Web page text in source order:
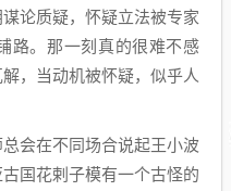
论质疑，怀疑立法被专家
路。那一刻真的很难不感
，当动机被怀疑，似乎人
会在不同场合说起王小波
国花剌子模有一个古怪的